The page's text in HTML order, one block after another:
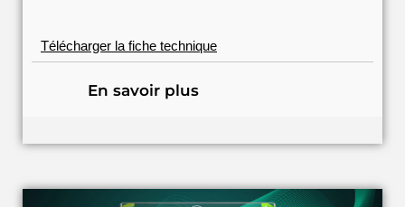
Télécharger la fiche technique
En savoir plus